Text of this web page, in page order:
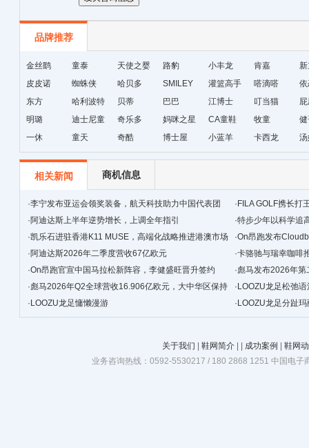
品牌推荐
金丝鹞 童泰 天使之婴 路豹 小丰龙 肯嘉
皮皮诺
蜘蛛侠 哈贝多 SMILEY 灌篮高手 嗒滴嗒
东方
哈利波特 贝蒂 巴巴 江博士 叮当猫
明璐
迪士尼童
装
奇乐多 妈咪之星 CA童鞋 牧童
一休
童天 奇酷 博士屋 小蓝羊 卡西龙
相关新闻 商机信息
·李宁发布亚运会领奖装备，航天科技助力中国代表团 · FILA GOLF携长打
法
·阿迪达斯上半年逆势增长，上调全年指引 ·特步少年以科学追
生态
·凯乐石进驻香港K11 MUSE，高端化战略推进港澳市场 ·On昂跑发布
·阿迪达斯2026年二季度营收67亿欧元 ·卡骆驰与瑞幸咖啡
·On昂跑官宣中国马拉松新阵容，李健盛旺晋升签约 ·彪马发布2026年
·彪马2026年Q2全球营收16.906亿欧元，大中华区保持
韧性增长
· LOOZU龙足松弛语
· LOOZU龙足慵懒漫游 · LOOZU龙足分趾
关于我们 鞋网简介 成功案例
鞋网
业务咨询热线：0592-5530217 / 180 2868 1251 中国电